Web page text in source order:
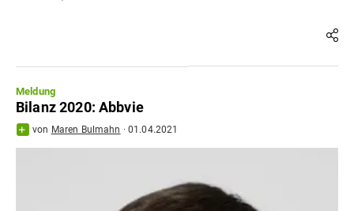
Meldung
Bilanz 2020: Abbvie
von Maren Bulmahn ·01.04.2021